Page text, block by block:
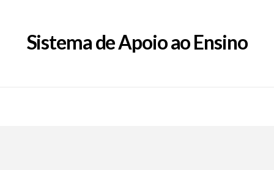
Sistema de Apoio ao Ensino